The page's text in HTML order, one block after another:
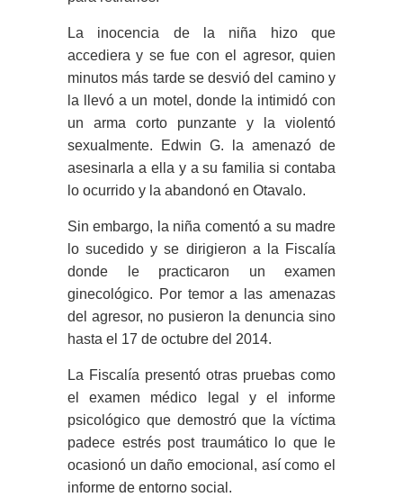
La inocencia de la niña hizo que
accediera y se fue con el agresor, quien
minutos más tarde se desvió del camino y
la llevó a un motel, donde la intimidó con
un arma corto punzante y la violentó
sexualmente. Edwin G. la amenazó de
asesinarla a ella y a su familia si contaba
lo ocurrido y la abandonó en Otavalo.
Sin embargo, la niña comentó a su madre
lo sucedido y se dirigieron a la Fiscalía
donde le practicaron un examen
ginecológico. Por temor a las amenazas
del agresor, no pusieron la denuncia sino
hasta el 17 de octubre del 2014.
La Fiscalía presentó otras pruebas como
el examen médico legal y el informe
psicológico que demostró que la víctima
padece estrés post traumático lo que le
ocasionó un daño emocional, así como el
informe de entorno social.